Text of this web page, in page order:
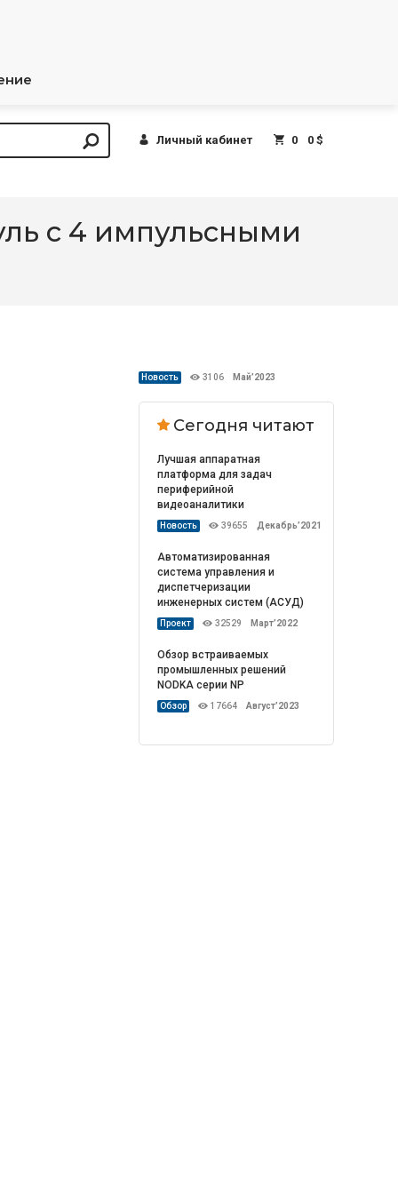
Личный кабинет 0 0 $
с 4 импульсными
Новость 3106 Май’2023
Сегодня читают
Лучшая аппаратная
платформа для задач
периферийной
видеоаналитики
Новость 39655 Декабрь’2021
Автоматизированная
система управления и
диспетчеризации
инженерных систем (АСУД)
Проект 32529 Март’2022
Обзор встраиваемых
промышленных решений
NODKA серии NP
Обзор 17664 Август’2023